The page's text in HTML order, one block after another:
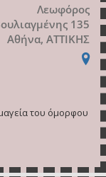
Λεωφόρος
135
Αθήνα, ΑΤΤΙΚΗΣ
του όμορφου